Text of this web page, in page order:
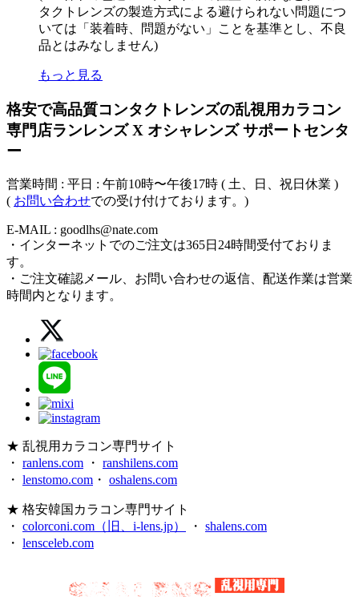
タクトレンズの製造方式による避けられない問題につ
いては「装着時、問題がない」ことを基準とし、不良
品とはみなしません)
もっと見る
格安で高品質コンタクトレンズの乱視用カラコン
専門店ランレンズ X オシャレンズ サポートセンタ
ー
営業時間 : 平日 : 午前10時〜午後17時 ( 土、日、祝日休業 )
( お問い合わせでの受け付けております。)
E-MAIL : goodlhs@nate.com
・インターネットでのご注文は365日24時間受付ておりま
す。
・ご注文確認メール、お問い合わせの返信、配送作業は営業
時間内となります。
★ 乱視用カラコン専門サイト
・ ranlens.com ・ ranshilens.com
・ lenstomo.com ・ oshalens.com
★ 格安韓国カラコン専門サイト
・ colorconi.com（旧、i-lens.jp） ・ shalens.com
・ lensceleb.com